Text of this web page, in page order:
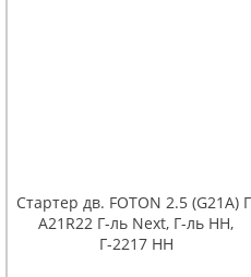
Стартер дв. FOTON 2.5 (G21A)
А21R22 Г-ль Next, Г-ль НН,
Г-2217 НН